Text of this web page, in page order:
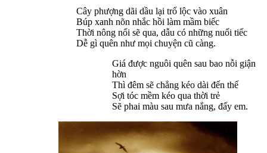
Cây phượng dãi dầu lại trổ lộc vào xuân
Búp xanh nõn nhắc hồi làm mầm biếc
Thời nông nổi sẽ qua, dẫu có những nuối tiếc
Dễ gì quên như mọi chuyện cũ càng.
Giá được nguôi quên sau bao nỗi giận
hờn
Thì đêm sẽ chẳng kéo dài đến thế
Sợi tóc mềm kéo qua thời trẻ
Sẽ phai màu sau mưa nắng, đấy em.